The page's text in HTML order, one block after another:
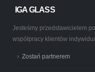
IGA GLASS
Jesteśmy przedstawicielem
współpracy klientów
Zostań partnerem